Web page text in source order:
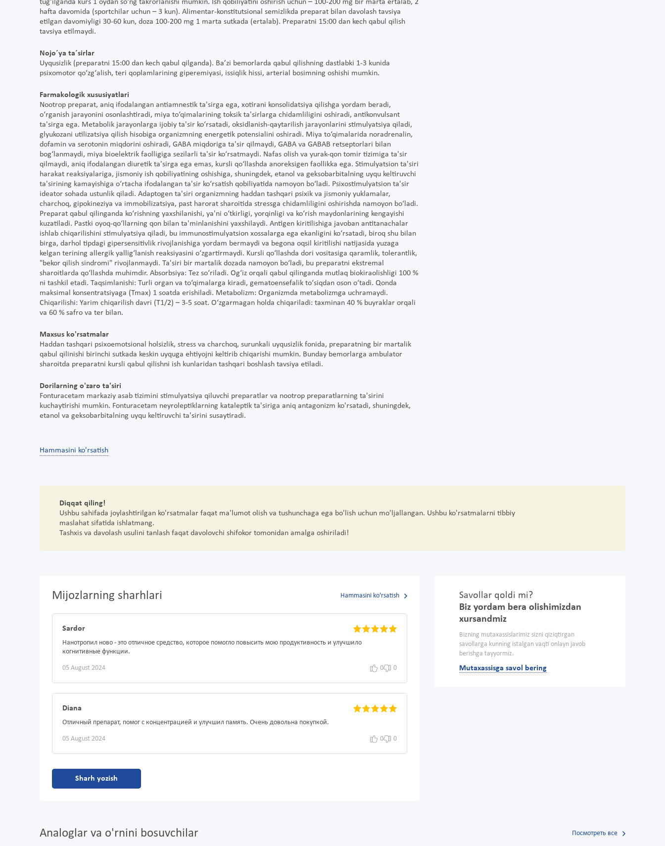
tug‘ilganda kurs 1 oydan so‘ng takrorlanishi mumkin. Ish qobiliyatini oshirish uchun – 100-200 mg bir marta ertalab, 2
hafta davomida (sportchilar uchun – 3 kun). Alimentar-konstitutsional semizlikda preparat bilan davolash tavsiya
etilgan davomiyligi 30-60 kun, doza 100-200 mg 1 marta sutkada (ertalab). Preparatni 15:00 dan kech qabul qilish
tavsiya etilmaydi.
Nojo´ya ta´sirlar
Uyqusizlik (preparatni 15:00 dan kech qabul qilganda). Ba’zi bemorlarda qabul qilishning dastlabki 1-3 kunida
psixomotor qo‘zg‘alish, teri qoplamlarining giperemiyasi, issiqlik hissi, arterial bosimning oshishi mumkin.
Farmakologik xususiyatlari
Nootrop preparat, aniq ifodalangan antiamnestik ta'sirga ega, xotirani konsolidatsiya qilishga yordam beradi,
o‘rganish jarayonini osonlashtiradi, miya to‘qimalarining toksik ta'sirlarga chidamliligini oshiradi, antikonvulsant
ta'sirga ega. Metabolik jarayonlarga ijobiy ta'sir ko‘rsatadi, oksidlanish-qaytarilish jarayonlarini stimulyatsiya qiladi,
glyukozani utilizatsiya qilish hisobiga organizmning energetik potensialini oshiradi. Miya to‘qimalarida noradrenalin,
dofamin va serotonin miqdorini oshiradi, GABA miqdoriga ta'sir qilmaydi, GABA va GABAB retseptorlari bilan
bog‘lanmaydi, miya bioelektrik faolligiga sezilarli ta'sir ko‘rsatmaydi. Nafas olish va yurak-qon tomir tizimiga ta'sir
qilmaydi, aniq ifodalangan diuretik ta'sirga ega emas, kursli qo‘llashda anoreksigen faollikka ega. Stimulyatsion ta'siri
harakat reaksiyalariga, jismoniy ish qobiliyatining oshishiga, shuningdek, etanol va geksobarbitalning uyqu keltiruvchi
ta'sirining kamayishiga o‘rtacha ifodalangan ta'sir ko‘rsatish qobiliyatida namoyon bo‘ladi. Psixostimulyatsion ta'sir
ideator sohada ustunlik qiladi. Adaptogen ta'siri organizmning haddan tashqari psixik va jismoniy yuklamalar,
charchoq, gipokineziya va immobilizatsiya, past harorat sharoitida stressga chidamliligini oshirishda namoyon bo‘ladi.
Preparat qabul qilinganda ko‘rishning yaxshilanishi, ya'ni o‘tkirligi, yorqinligi va ko‘rish maydonlarining kengayishi
kuzatiladi. Pastki oyoq-qo‘llarning qon bilan ta'minlanishini yaxshilaydi. Antigen kiritilishiga javoban antitanachalar
ishlab chiqarilishini stimulyatsiya qiladi, bu immunostimulyatsion xossalarga ega ekanligini ko‘rsatadi, biroq shu bilan
birga, darhol tipdagi gipersensitivlik rivojlanishiga yordam bermaydi va begona oqsil kiritilishi natijasida yuzaga
kelgan terining allergik yallig‘lanish reaksiyasini o‘zgartirmaydi. Kursli qo‘llashda dori vositasiga qaramlik, tolerantlik,
"bekor qilish sindromi" rivojlanmaydi. Ta'siri bir martalik dozada namoyon bo‘ladi, bu preparatni ekstremal
sharoitlarda qo‘llashda muhimdir. Absorbsiya: Tez so‘riladi. Og‘iz orqali qabul qilinganda mutlaq biokiraolishligi 100 %
ni tashkil etadi. Taqsimlanishi: Turli organ va to‘qimalarga kiradi, gematoensefalik to‘siqdan oson o‘tadi. Qonda
maksimal konsentratsiyaga (Tmax) 1 soatda erishiladi. Metabolizm: Organizmda metabolizmga uchramaydi.
Chiqarilishi: Yarim chiqarilish davri (T1/2) – 3-5 soat. O‘zgarmagan holda chiqariladi: taxminan 40 % buyraklar orqali
va 60 % safro va ter bilan.
Maxsus ko'rsatmalar
Haddan tashqari psixoemotsional holsizlik, stress va charchoq, surunkali uyqusizlik fonida, preparatning bir martalik
qabul qilinishi birinchi sutkada keskin uyquga ehtiyojni keltirib chiqarishi mumkin. Bunday bemorlarga ambulator
sharoitda preparatni kursli qabul qilishni ish kunlaridan tashqari boshlash tavsiya etiladi.
Dorilarning o'zaro ta'siri
Fonturacetam markaziy asab tizimini stimulyatsiya qiluvchi preparatlar va nootrop preparatlarning ta'sirini
kuchaytirishi mumkin. Fonturacetam neyroleptiklarning kataleptik ta'siriga aniq antagonizm ko'rsatadi, shuningdek,
etanol va geksobarbitalning uyqu keltiruvchi ta'sirini susaytiradi.
Hammasini ko'rsatish
Diqqat qiling!
Ushbu sahifada joylashtirilgan ko'rsatmalar faqat ma'lumot olish va tushunchaga ega bo'lish uchun mo'ljallangan. Ushbu ko'rsatmalarni tibbiy
maslahat sifatida ishlatmang.
Tashxis va davolash usulini tanlash faqat davolovchi shifokor tomonidan amalga oshiriladi!
Mijozlarning sharhlari Hammasini ko'rsatish
Sardor
Нанотропил ново - это отличное средство, которое помогло повысить мою продуктивность и улучшило
когнитивные функции.
05 August 2024 0 0
Diana
Отличный препарат, помог с концентрацией и улучшил память. Очень довольна покупкой.
05 August 2024 0 0
Sharh yozish
Savollar qoldi mi?
Biz yordam bera olishimizdan
xursandmiz
Bizning mutaxassislarimiz sizni qiziqtirgan
savollarga kunning istalgan vaqti onlayn javob
berishga tayyormiz.
Mutaxassisga savol bering
Analoglar va o'rnini bosuvchilar Посмотреть все